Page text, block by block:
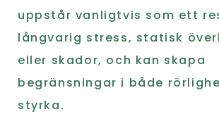
uppstår vanligtvis som ett
långvarig stress, statisk
eller skador, och kan skapa
begränsningar i både
styrka.